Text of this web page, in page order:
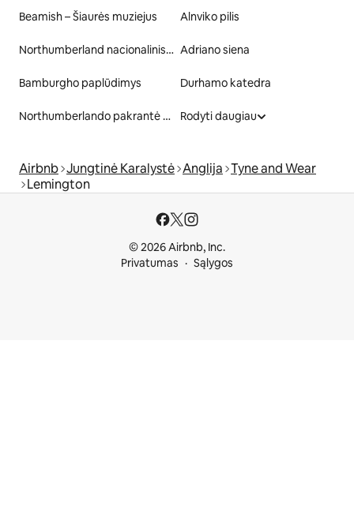
Beamish – Šiaurės muziejus Alnviko pilis
Northumberland nacionalinis parkas Adriano siena
Bamburgho paplūdimys Durhamo katedra
Northumberlando pakrantė AONB Rodyti daugiau
Airbnb Jungtinė Karalystė Anglija Tyne and Wear
Lemington
© 2026 Airbnb, Inc.
Privatumas
Sąlygos